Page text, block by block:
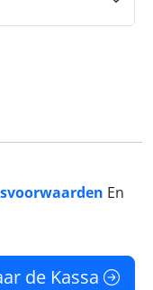
En
de Kassa